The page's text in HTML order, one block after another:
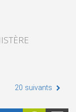
20 suivants